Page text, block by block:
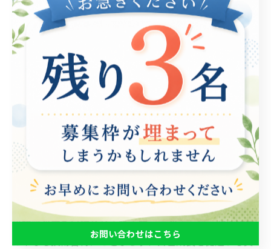
動画編集は、自己成長の旅において非常に有意義な手段
です。特に、就労支援の観点から見ると、その効果は顕
著です。動画編集に取り組むことで、自己表現力が向上
し、自分のアイデアや感情を映像を通じて他者に伝える
スキルが養われます。これにより、自己肯定感が高ま
り、自信を持って自分の意見を主張できるようになりま
す。 また、動画編集を行う過程では、プロジェクトの計
画や進行管理、問題解決能力が求められます。これによ
り、実社会で必要とされるスキルが磨かれ、結果として
労働市場での競争力も向上します。さらに、チームでの
協力が不可欠なため、コミュニケーション能力や人間関
係構築の力も自然と育まれます。 このように、動画編集
は単なる技術習得にとどまらず、自己成長を促進する貴
お問い合わせはこちら